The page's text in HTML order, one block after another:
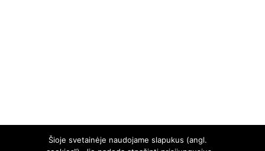
Šioje svetainėje naudojame slapukus (angl.